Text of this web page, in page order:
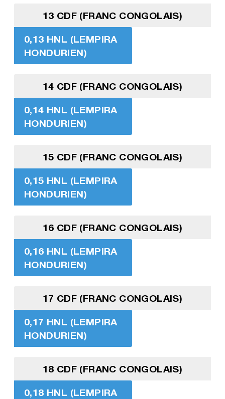
13 CDF (FRANC CONGOLAIS)
0,13 HNL (LEMPIRA
HONDURIEN)
14 CDF (FRANC CONGOLAIS)
0,14 HNL (LEMPIRA
HONDURIEN)
15 CDF (FRANC CONGOLAIS)
0,15 HNL (LEMPIRA
HONDURIEN)
16 CDF (FRANC CONGOLAIS)
0,16 HNL (LEMPIRA
HONDURIEN)
17 CDF (FRANC CONGOLAIS)
0,17 HNL (LEMPIRA
HONDURIEN)
18 CDF (FRANC CONGOLAIS)
0,18 HNL (LEMPIRA